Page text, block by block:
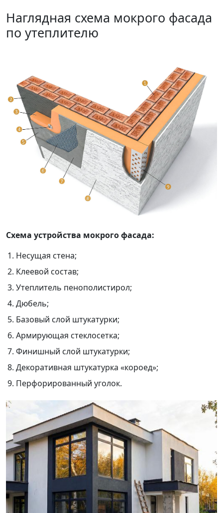
Наглядная схема мокрого фасада
по утеплителю
Схема устройства мокрого фасада:
Несущая стена;
Клеевой состав;
Утеплитель пенополистирол;
Дюбель;
Базовый слой штукатурки;
Армирующая стеклосетка;
Финишный слой штукатурки;
Декоративная штукатурка «короед»;
Перфорированный уголок.